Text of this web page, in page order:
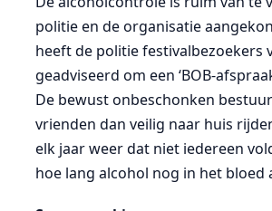
politie en de organisatie
heeft de politie festivalbezoekers
geadviseerd om een ‘BOB-
De bewust onbeschonken
vrienden dan veilig naar huis
elk jaar weer dat niet iedereen
hoe lang alcohol nog in het bloed